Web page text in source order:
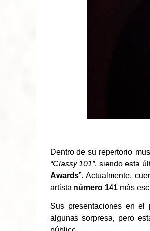
Dentro de su repertorio
“Classy 101”, siendo esta
Awards”. Actualmente,
artista número 141 más
Sus presentaciones en
algunas sorpresa, pero